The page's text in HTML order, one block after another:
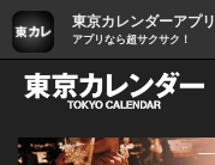
東京カレンダーアプリ
アプリなら超サクサク！